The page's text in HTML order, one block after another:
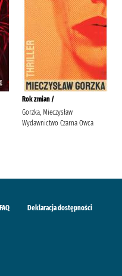
Rok zmian /
Gorzka, Mieczysław
Wydawnictwo Czarna Owca
FAQ Deklaracja dostępności